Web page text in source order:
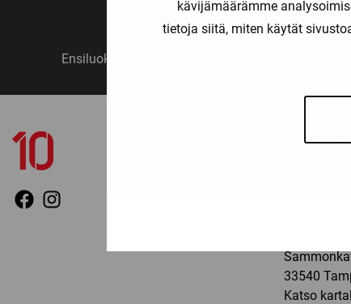
kävijämäärämme
tietoja siitä, miten käytät
Ensiluokkainen palvelu
33540
Katso